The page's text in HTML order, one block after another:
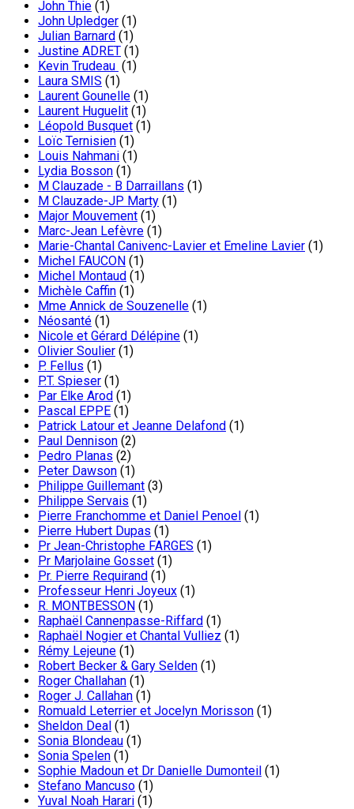
John Thie (1)
John Upledger (1)
Julian Barnard (1)
Justine ADRET (1)
Kevin Trudeau (1)
Laura SMIS (1)
Laurent Gounelle (1)
Laurent Huguelit (1)
Léopold Busquet (1)
Loïc Ternisien (1)
Louis Nahmani (1)
Lydia Bosson (1)
M Clauzade - B Darraillans (1)
M Clauzade-JP Marty (1)
Major Mouvement (1)
Marc-Jean Lefèvre (1)
Marie-Chantal Canivenc-Lavier et Emeline Lavier (1)
Michel FAUCON (1)
Michel Montaud (1)
Michèle Caffin (1)
Mme Annick de Souzenelle (1)
Néosanté (1)
Nicole et Gérard Délépine (1)
Olivier Soulier (1)
P. Fellus (1)
P.T. Spieser (1)
Par Elke Arod (1)
Pascal EPPE (1)
Patrick Latour et Jeanne Delafond (1)
Paul Dennison (2)
Pedro Planas (2)
Peter Dawson (1)
Philippe Guillemant (3)
Philippe Servais (1)
Pierre Franchomme et Daniel Penoel (1)
Pierre Hubert Dupas (1)
Pr Jean-Christophe FARGES (1)
Pr Marjolaine Gosset (1)
Pr. Pierre Requirand (1)
Professeur Henri Joyeux (1)
R. MONTBESSON (1)
Raphaël Cannenpasse-Riffard (1)
Raphaël Nogier et Chantal Vulliez (1)
Rémy Lejeune (1)
Robert Becker & Gary Selden (1)
Roger Challahan (1)
Roger J. Callahan (1)
Romuald Leterrier et Jocelyn Morisson (1)
Sheldon Deal (1)
Sonia Blondeau (1)
Sonia Spelen (1)
Sophie Madoun et Dr Danielle Dumonteil (1)
Stefano Mancuso (1)
Yuval Noah Harari (1)